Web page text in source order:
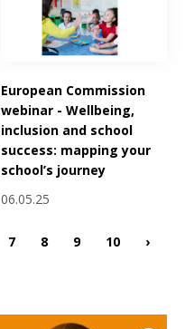
European Commission
webinar - Wellbeing,
inclusion and school
success: mapping your
school’s journey
06.05.25
7 8 9 10 ›